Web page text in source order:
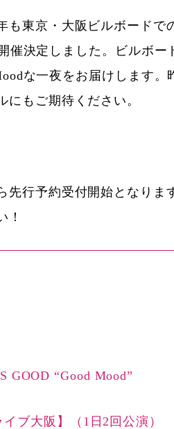
も東京・大阪ビルボードで
催決定しました。ビルボ
な一夜をお届けします。
にもご期待ください。
先行予約受付開始となりま
！
GOOD “Good Mood”
イブ大阪】（1日2回公演）